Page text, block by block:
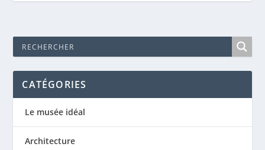
CATÉGORIES
Le musée idéal
Architecture